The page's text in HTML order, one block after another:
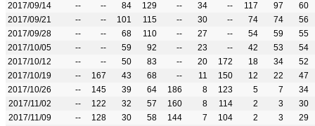
2017/09/14
-- -- 84 129 -- 34 -- 117 97
60
2017/09/21
-- -- 101 115 -- 30 -- 74 74
56
2017/09/28
-- -- 68 110 -- 27 -- 54 59
55
2017/10/05
-- -- 59 92 -- 23 -- 42 53
54
2017/10/12
-- -- 50 83 -- 20 172 18 34
52
2017/10/19
-- 167 43 68 -- 11 150 12 22
47
2017/10/26
-- 145 39 64 186 8 123 5 7
34
2017/11/02
-- 122 32 57 160 8 114 2 3
30
2017/11/09
-- 128 30 58 144 7 104 2 3
29